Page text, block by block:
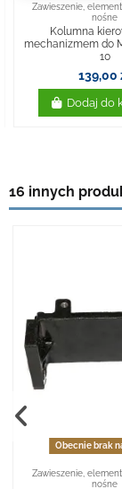
Zawieszenie,
nośne
Kolumna
mechanizmem do
10
139,00
Dodaj do
16 innych
Obecnie brak
Zawieszenie,
nośne